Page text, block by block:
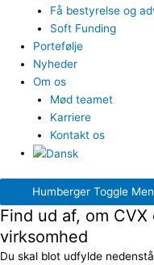
Få bestyrelse og
Soft Funding
Portefølje
Nyheder
Om os
Mød teamet
Karriere
Kontakt os
Humberger Toggle
Find ud af, om
virksomhed
Du skal blot udfylde